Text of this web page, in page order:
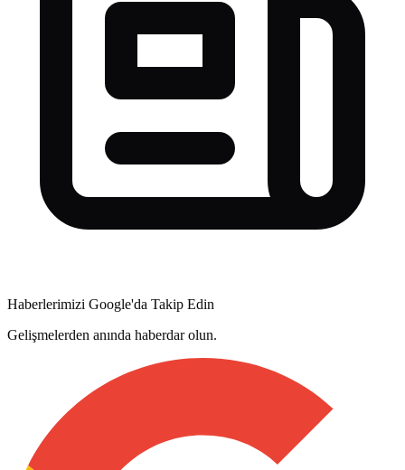
Haberlerimizi Google'da Takip Edin
Gelişmelerden anında haberdar olun.